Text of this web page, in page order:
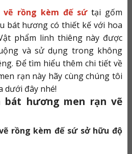
rồng kèm đế sứ tại gốm
bát hương có thiết kế với hoa
phẩm linh thiêng này được
và sử dụng trong không
Để tìm hiểu thêm chi tiết về
rạn này hãy cùng chúng tôi
dưới đây nhé!
bát hương men rạn vẽ
rồng kèm đế sứ sở hữu độ